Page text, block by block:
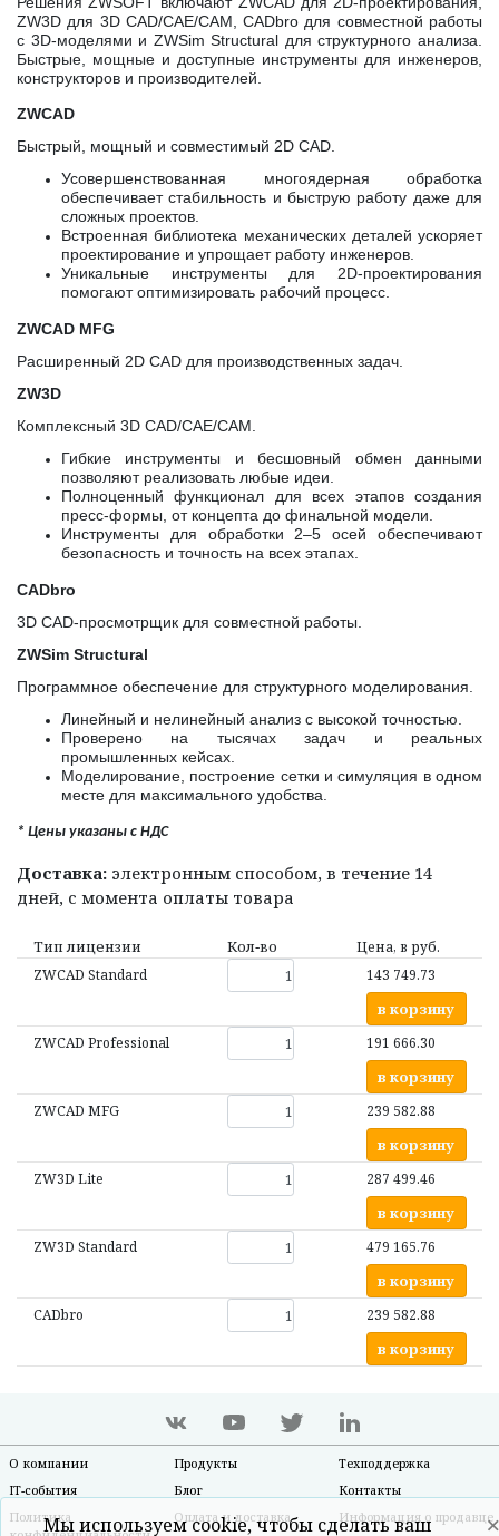
ZW3D для 3D CAD/CAE/CAM, CADbro для совместной работы
с 3D-моделями и ZWSim Structural для структурного анализа.
Быстрые, мощные и доступные инструменты для инженеров,
конструкторов и производителей.
ZWCAD
Быстрый, мощный и совместимый 2D CAD.
Усовершенствованная многоядерная обработка
обеспечивает стабильность и быструю работу даже для
сложных проектов.
Встроенная библиотека механических деталей ускоряет
проектирование и упрощает работу инженеров.
Уникальные инструменты для 2D-проектирования
помогают оптимизировать рабочий процесс.
ZWCAD MFG
Расширенный 2D CAD для производственных задач.
ZW3D
Комплексный 3D CAD/CAE/CAM.
Гибкие инструменты и бесшовный обмен данными
позволяют реализовать любые идеи.
Полноценный функционал для всех этапов создания
пресс-формы, от концепта до финальной модели.
Инструменты для обработки 2–5 осей обеспечивают
безопасность и точность на всех этапах.
CADbro
3D CAD-просмотрщик для совместной работы.
ZWSim Structural
Программное обеспечение для структурного моделирования.
Линейный и нелинейный анализ с высокой точностью.
Проверено на тысячах задач и реальных
промышленных кейсах.
Моделирование, построение сетки и симуляция в одном
месте для максимального удобства.
* Цены указаны с НДС
Доставка: электронным способом, в течение 14
дней, с момента оплаты товара
Тип лицензии Кол‑во
Цена, в руб.
ZWCAD Standard
143 749.73
в корзину
ZWCAD Professional 191 666.30
в корзину
ZWCAD MFG 239 582.88
в корзину
ZW3D Lite 287 499.46
в корзину
ZW3D Standard 479 165.76
в корзину
CADbro 239 582.88
в корзину
О компании Продукты
Техподдержка
IT-события
Блог
Контакты
Политика
Оплата и доставка Информация о продавце
Мы используем cookie, чтобы сделать ваш